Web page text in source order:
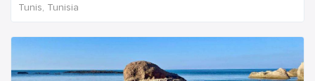
Tunis, Tunisia